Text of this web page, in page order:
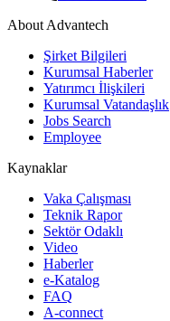
About Advantech
Şirket Bilgileri
Kurumsal Haberler
Yatırımcı İlişkileri
Kurumsal Vatandaşlık
Jobs Search
Employee
Kaynaklar
Vaka Çalışması
Teknik Rapor
Sektör Odaklı
Video
Haberler
e-Katalog
FAQ
A-connect